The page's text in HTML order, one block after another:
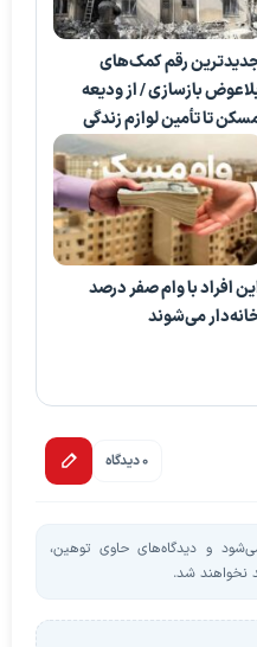
رقم کمک‌های
بازسازی / از ودیعه
تا تأمین لوازم زندگی
افراد با وام صفر درصد
می‌شوند
0 دیدگاه
و دیدگاه‌های حاوی توهین،
نخواهند شد.